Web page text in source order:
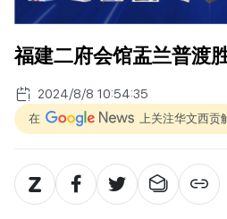
福建二府会馆盂兰普渡
2024/8/8 10:54:35
在 上关注华文西贡